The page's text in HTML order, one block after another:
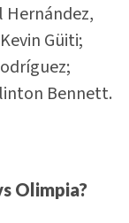
Hernández,
Güiti;
Bennett.
Olimpia?